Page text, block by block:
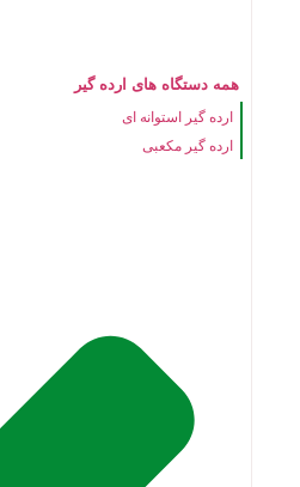
همه دستگاه های ارده گیر
ارده گیر استوانه ای
ارده گیر مکعبی